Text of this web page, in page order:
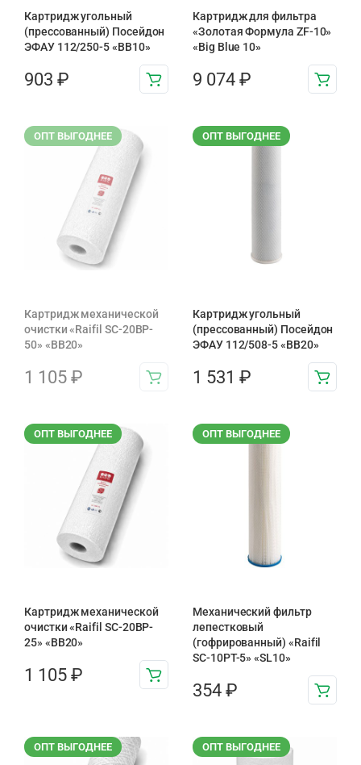
Картридж угольный
(прессованный) Посейдон
ЭФАУ 112/250-5 «BB10»
903 ₽
Картридж для фильтра
«Золотая Формула ZF-10»
«Big Blue 10»
9 074 ₽
ОПТ ВЫГОДНЕЕ
Картридж механической
очистки «Raifil SC-20BP-
50» «BB20»
1 105 ₽
ОПТ ВЫГОДНЕЕ
Картридж угольный
(прессованный) Посейдон
ЭФАУ 112/508-5 «BB20»
1 531 ₽
ОПТ ВЫГОДНЕЕ
Картридж механической
очистки «Raifil SC-20BP-
25» «BB20»
1 105 ₽
ОПТ ВЫГОДНЕЕ
Механический фильтр
лепестковый
(гофрированный) «Raifil
SC-10PT-5» «SL10»
354 ₽
ОПТ ВЫГОДНЕЕ ОПТ ВЫГОДНЕЕ